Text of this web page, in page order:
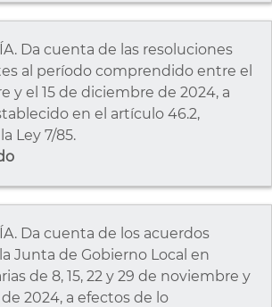
Da cuenta de las resoluciones
al período comprendido entre el
y el 15 de diciembre de 2024, a
en el artículo 46.2,
Ley 7/85.
Da cuenta de los acuerdos
Junta de Gobierno Local en
de 8, 15, 22 y 29 de noviembre y
2024, a efectos de lo